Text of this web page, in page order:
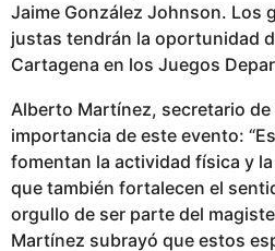
Jaime González Johnson. Los
justas tendrán la oportunidad
Cartagena en los Juegos
Alberto Martínez, secretario
importancia de este evento:
fomentan la actividad física y
que también fortalecen el
orgullo de ser parte del
Martínez subrayó que estos